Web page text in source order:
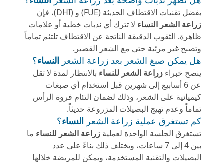
بفضل تقنيات الاقتطاف الحديثة (FUE) و (DHI)، فإن
زراعة الشعر النساء لا تترك أي ندبات خطية أو علامات
ظاهرة. الثقوب الدقيقة الناتجة عن الاقتطاف تلتئم تماماً
وتصبح غير مرئية حتى مع الشعر القصير.
هل يمكن صبغ الشعر بعد زراعة الشعر النساء؟
ينصح خبراء زراعة الشعر للنساء بالانتظار لمدة لا تقل
عن 6 أسابيع إلى شهرين قبل استخدام أي صبغات
كيميائية على الشعر، وذلك لضمان التئام فروة الرأس
تماماً وعدم تهيج البصيلات المزروعة حديثاً.
كم تستغرق عملية زراعة الشعر النساء؟
تستغرق الجلسة الواحدة لعملية زراعة الشعر للنساء ما
بين 4 إلى 7 ساعات، ويختلف ذلك بناءً على عدد
البصيلات والتقنية المستخدمة، ويمكن للمريضة خلالها